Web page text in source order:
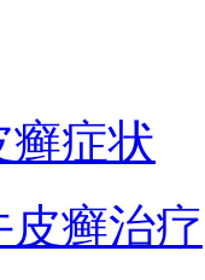
癣症状
皮癣治疗